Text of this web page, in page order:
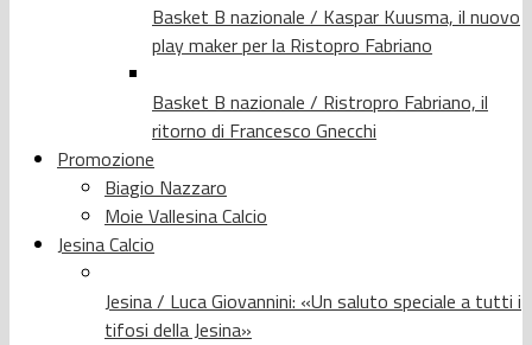
Basket B nazionale / Kaspar Kuusma, il nuovo
play maker per la Ristopro Fabriano
Basket B nazionale / Ristropro Fabriano, il
ritorno di Francesco Gnecchi
Promozione
Biagio Nazzaro
Moie Vallesina Calcio
Jesina Calcio
Jesina / Luca Giovannini: «Un saluto speciale a tutti i
tifosi della Jesina»